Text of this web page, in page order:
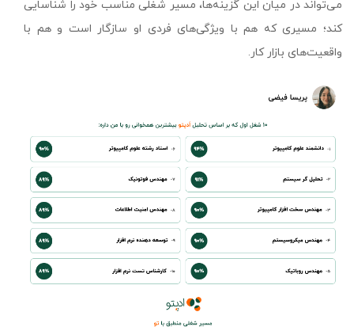
می‌تواند در میان این گزینه‌ها، مسیر شغلی مناسب خود را شناسایی
کند؛ مسیری که هم با ویژگی‌های فردی او سازگار است و هم با
واقعیت‌های بازار کار.